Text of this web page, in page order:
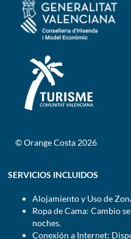
© Orange Costa 2026
SERVICIOS INCLUIDOS
Alojamiento y Uso de
Ropa de Cama: Cambio
noches.
Conexión a Internet: